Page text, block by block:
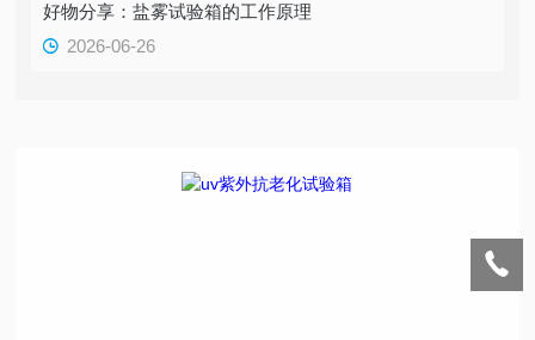
好物分享：盐雾试验箱的工作原理
2026-06-26